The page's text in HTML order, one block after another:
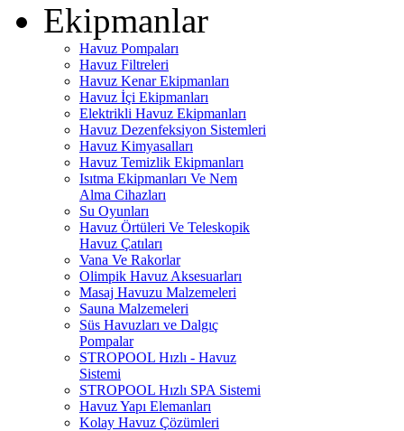
Ekipmanlar
Havuz Pompaları
Havuz Filtreleri
Havuz Kenar Ekipmanları
Havuz İçi Ekipmanları
Elektrikli Havuz Ekipmanları
Havuz Dezenfeksiyon Sistemleri
Havuz Kimyasalları
Havuz Temizlik Ekipmanları
Isıtma Ekipmanları Ve Nem
Alma Cihazları
Su Oyunları
Havuz Örtüleri Ve Teleskopik
Havuz Çatıları
Vana Ve Rakorlar
Olimpik Havuz Aksesuarları
Masaj Havuzu Malzemeleri
Sauna Malzemeleri
Süs Havuzları ve Dalgıç
Pompalar
STROPOOL Hızlı - Havuz
Sistemi
STROPOOL Hızlı SPA Sistemi
Havuz Yapı Elemanları
Kolay Havuz Çözümleri